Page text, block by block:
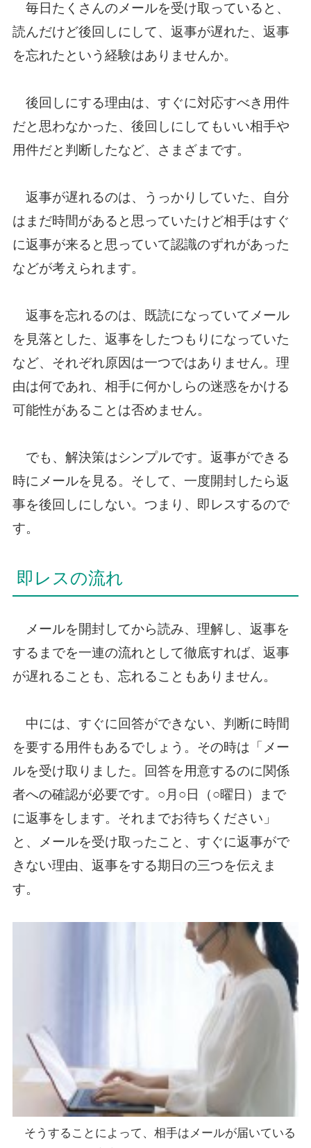
毎日たくさんのメールを受け取っていると、
読んだけど後回しにして、返事が遅れた、返事
を忘れたという経験はありませんか。
後回しにする理由は、すぐに対応すべき用件
だと思わなかった、後回しにしてもいい相手や
用件だと判断したなど、さまざまです。
返事が遅れるのは、うっかりしていた、自分
はまだ時間があると思っていたけど相手はすぐ
に返事が来ると思っていて認識のずれがあった
などが考えられます。
返事を忘れるのは、既読になっていてメール
を見落とした、返事をしたつもりになっていた
など、それぞれ原因は一つではありません。理
由は何であれ、相手に何かしらの迷惑をかける
可能性があることは否めません。
でも、解決策はシンプルです。返事ができる
時にメールを見る。そして、一度開封したら返
事を後回しにしない。つまり、即レスするので
す。
即レスの流れ
メールを開封してから読み、理解し、返事を
するまでを一連の流れとして徹底すれば、返事
が遅れることも、忘れることもありません。
中には、すぐに回答ができない、判断に時間
を要する用件もあるでしょう。その時は「メー
ルを受け取りました。回答を用意するのに関係
者への確認が必要です。○月○日（○曜日）まで
に返事をします。それまでお待ちください」
と、メールを受け取ったこと、すぐに返事がで
きない理由、返事をする期日の三つを伝えま
す。
そうすることによって、相手はメールが届いている